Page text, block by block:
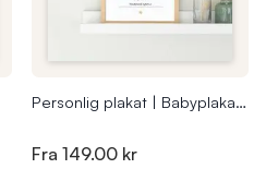
Personlig plakat | Babyplakat regnbue | 20x30cm
Fra 149.00 kr